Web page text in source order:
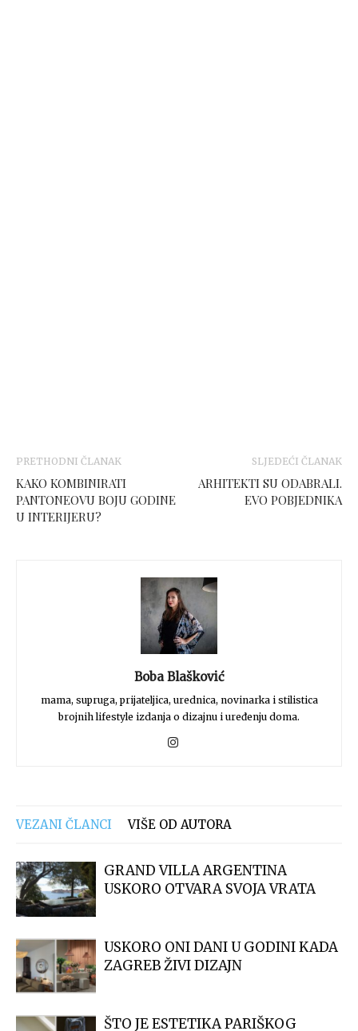
PRETHODNI ČLANAK
KAKO KOMBINIRATI
PANTONEOVU BOJU GODINE
U INTERIJERU?
SLJEDEĆI ČLANAK
ARHITEKTI SU ODABRALI.
EVO POBJEDNIKA
Boba Blašković
mama, supruga, prijateljica, urednica, novinarka i stilistica
brojnih lifestyle izdanja o dizajnu i uređenju doma.
VEZANI ČLANCI VIŠE OD AUTORA
GRAND VILLA ARGENTINA
USKORO OTVARA SVOJA VRATA
USKORO ONI DANI U GODINI KADA
ZAGREB ŽIVI DIZAJN
ŠTO JE ESTETIKA PARIŠKOG